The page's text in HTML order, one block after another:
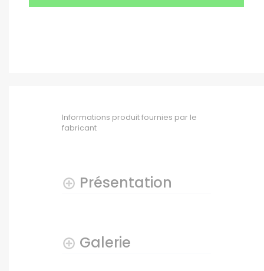
Informations produit fournies par le
fabricant
Présentation
Galerie